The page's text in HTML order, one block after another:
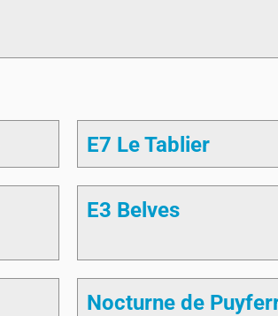
E7 Le Tablier
E3 Belves
Nocturne de